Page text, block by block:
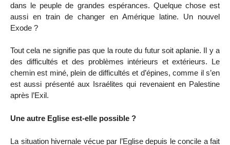
dans le peuple de grandes espérances. Quelque chose est
aussi en train de changer en Amérique latine. Un nouvel
Exode ?
Tout cela ne signifie pas que la route du futur soit aplanie. Il y a
des difficultés et des problèmes intérieurs et extérieurs. Le
chemin est miné, plein de difficultés et d’épines, comme il s’en
est aussi présenté aux Israélites qui revenaient en Palestine
après l’Exil.
Une autre Eglise est-elle possible ?
La situation hivernale vécue par l’Eglise depuis le concile a fait